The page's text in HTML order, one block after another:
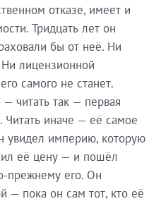
отказе, имеет и
Тридцать лет он
бы от неё. Ни
лицензионной
самого не станет.
читать так — первая
иначе — её самое
увидел империю, которую
её цену — и пошёл
прежнему его. Он
— пока он сам тот, кто её